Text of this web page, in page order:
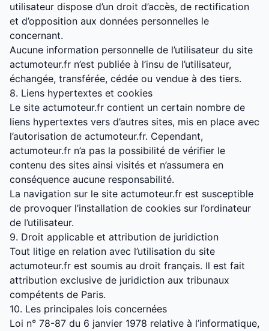
utilisateur dispose d’un droit d’accès, de rectification
et d’opposition aux données personnelles le
concernant.
Aucune information personnelle de l’utilisateur du site
actumoteur.fr n’est publiée à l’insu de l’utilisateur,
échangée, transférée, cédée ou vendue à des tiers.
8. Liens hypertextes et cookies
Le site actumoteur.fr contient un certain nombre de
liens hypertextes vers d’autres sites, mis en place avec
l’autorisation de actumoteur.fr. Cependant,
actumoteur.fr n’a pas la possibilité de vérifier le
contenu des sites ainsi visités et n’assumera en
conséquence aucune responsabilité.
La navigation sur le site actumoteur.fr est susceptible
de provoquer l’installation de cookies sur l’ordinateur
de l’utilisateur.
9. Droit applicable et attribution de juridiction
Tout litige en relation avec l’utilisation du site
actumoteur.fr est soumis au droit français. Il est fait
attribution exclusive de juridiction aux tribunaux
compétents de Paris.
10. Les principales lois concernées
Loi n° 78-87 du 6 janvier 1978 relative à l’informatique,